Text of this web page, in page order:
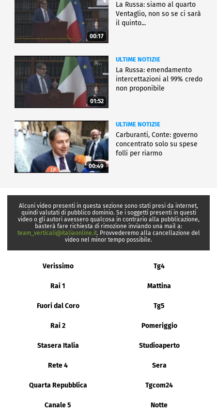
00:17
La Russa: siamo al quarto
Ventaglio, non so se ci sarà
il quinto...
01:52
ULTIME NOTIZIE
La Russa: emendamento
intercettazioni al 99% credo
non proponibile
00:49
ULTIME NOTIZIE
Carburanti, Conte: governo
concentrato solo su spese
folli per riarmo
Alcuni video presenti in questa sezione sono stati presi da internet,
quindi valutati di pubblico dominio. Se i soggetti presenti in questi
video o gli autori avessero qualcosa in contrario alla pubblicazione,
basterà fare richiesta di rimozione inviando una mail a:
team_verticali@italiaonline.it. Provvederemo alla cancellazione del
video nel minor tempo possibile.
Verissimo Tg4
Rai 1 Mattina
Fuori dal Coro Tg5
Rai 2 Pomeriggio
Stasera Italia Studioaperto
Rete 4 Sera
Quarta Repubblica Tgcom24
Canale 5 Notte